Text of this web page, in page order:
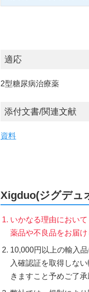
適応
2型糖尿病治療薬
添付文書/関連文献
資料
Xigduo(ジグデュ
いかなる理由におい
薬品や不良品をお届
10,000円以上の輸入
入確認証を取得しな
きますこと予めご了承